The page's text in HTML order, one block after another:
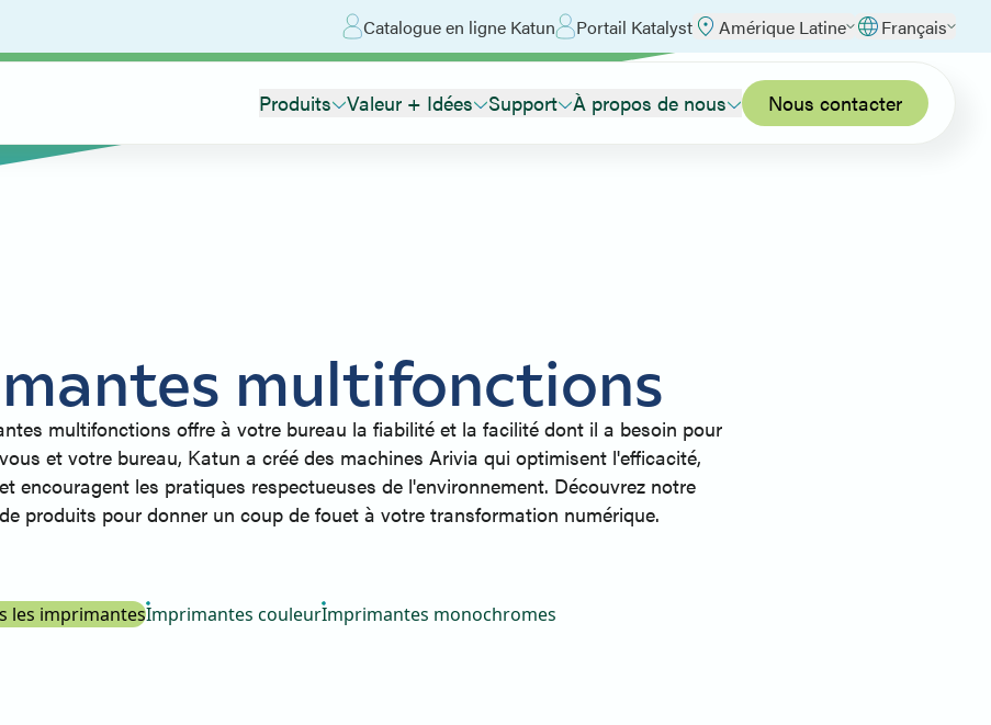
Catalogue en ligne Katun Portail Katalyst Amérique Latine Français
Produits Valeur + Idées Support À propos de nous Nous contacter
multifonctions
multifonctions offre à votre bureau la fiabilité et la facilité dont il a besoin pour
et votre bureau, Katun a créé des machines Arivia qui optimisent l'efficacité,
encouragent les pratiques respectueuses de l'environnement. Découvrez notre
produits pour donner un coup de fouet à votre transformation numérique.
les imprimantesImprimantes couleurImprimantes monochromes